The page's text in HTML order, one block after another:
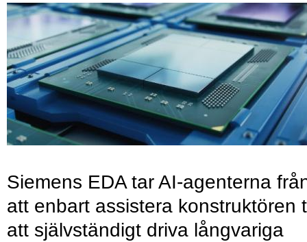
Siemens EDA tar AI-agenterna
att enbart assistera konstruktören
att självständigt driva långvariga